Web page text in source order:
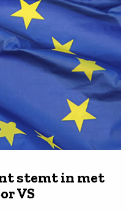
stemt in met
VS